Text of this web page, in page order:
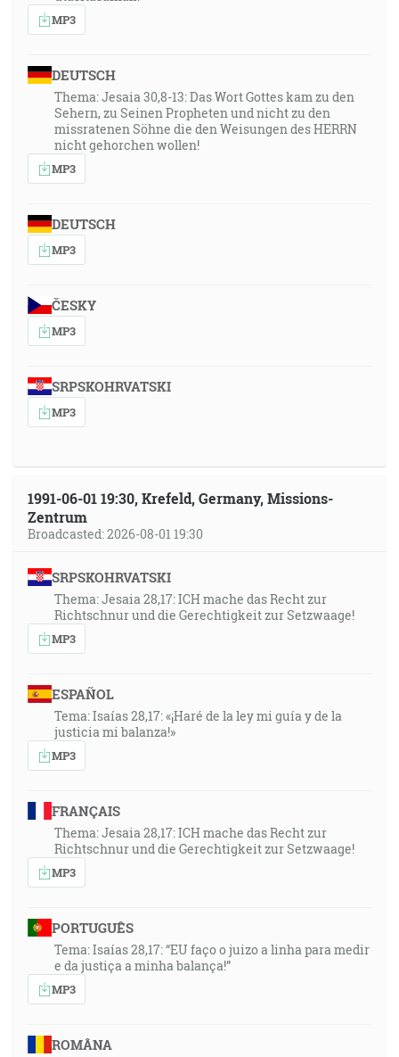
MP3
DEUTSCH
Thema: Jesaia 30,8-13: Das Wort Gottes kam zu den
Sehern, zu Seinen Propheten und nicht zu den
missratenen Söhne die den Weisungen des HERRN
nicht gehorchen wollen!
MP3
DEUTSCH
MP3
ČESKY
MP3
SRPSKOHRVATSKI
MP3
1991-06-01 19:30, Krefeld, Germany, Missions-
Zentrum
Broadcasted: 2026-08-01 19:30
SRPSKOHRVATSKI
Thema: Jesaia 28,17: ICH mache das Recht zur
Richtschnur und die Gerechtigkeit zur Setzwaage!
MP3
ESPAÑOL
Tema: Isaías 28,17: «¡Haré de la ley mi guía y de la
justicia mi balanza!»
MP3
FRANÇAIS
Thema: Jesaia 28,17: ICH mache das Recht zur
Richtschnur und die Gerechtigkeit zur Setzwaage!
MP3
PORTUGUÊS
Tema: Isaías 28,17: “EU faço o juizo a linha para medir
e da justiça a minha balança!”
MP3
ROMÂNA